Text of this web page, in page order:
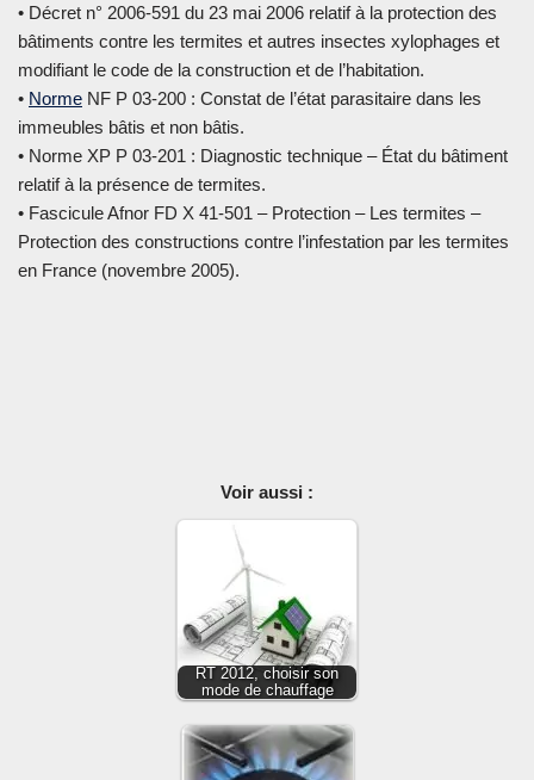
• Décret n° 2006-591 du 23 mai 2006 relatif à la protection des
bâtiments contre les termites et autres insectes xylophages et
modifiant le code de la construction et de l’habitation.
• Norme NF P 03-200 : Constat de l’état parasitaire dans les
immeubles bâtis et non bâtis.
• Norme XP P 03-201 : Diagnostic technique – État du bâtiment
relatif à la présence de termites.
• Fascicule Afnor FD X 41-501 – Protection – Les termites –
Protection des constructions contre l’infestation par les termites
en France (novembre 2005).
Voir aussi :
RT 2012, choisir son
mode de chauffage